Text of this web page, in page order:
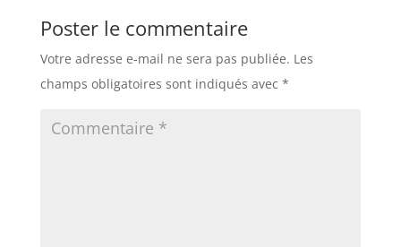
Poster le commentaire
Votre adresse e-mail ne sera pas publiée. Les
champs obligatoires sont indiqués avec *